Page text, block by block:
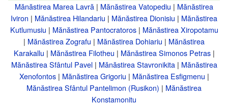
Mănăstirea Marea Lavră | Mănăstirea Vatopediu | Mănăstirea
Iviron | Mănăstirea Hilandariu | Mănăstirea Dionisiu | Mănăstirea
Kutlumusiu | Mănăstirea Pantocratoros| Mănăstirea Xiropotamu
| Mănăstirea Zografu | Mănăstirea Dohiariu | Mănăstirea
Karakallu | Mănăstirea Filotheu | Mănăstirea Simonos Petras|
Mănăstirea Sfântul Pavel| Mănăstirea Stavronikita| Mănăstirea
Xenofontos| Mănăstirea Grigoriu | Mănăstirea Esfigmenu |
Mănăstirea Sfântul Pantelimon (Rusikon) | Mănăstirea
Konstamonitu